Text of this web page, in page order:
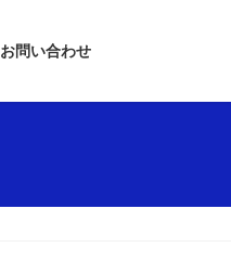
お問い合わせ